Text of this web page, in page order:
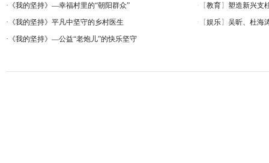
· 《我的坚持》—幸福村里的“朝阳群众”
· 《我的坚持》平凡中坚守的乡村医生
· 《我的坚持》—公益“老炮儿”的快乐坚守